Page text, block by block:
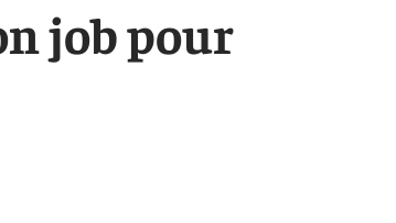
job pour